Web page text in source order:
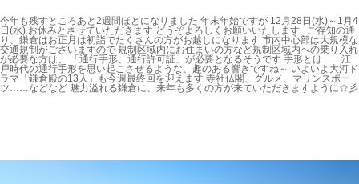
今年も残すところあと2週間ほどになりました 年末年始ですが 12月28日(水)～1月4
日(水) お休みとさせていただきます どうぞよろしくお願いいたします ご存知の通
り、鎌倉はお正月は初詣でたくさんの方がお越しになります 市内中心部は大規模な
交通規制がございますので 規制区域内にお住まいの方など規制区域内への乗り入れ
が必要な方は、 「通行手形、通行許可証」が必要となるそうです 手形とは……江
戸時代の通行手形を思い起こさせるような、趣のある響きですね～ いよいよ大河ド
ラマ「鎌倉殿の13人」も今週最終回を迎えます 寺社仏閣、グルメ、マリンスポー
ツ……などなど 魅力溢れる鎌倉に、来年も多くの方が来ていただきますように☆彡